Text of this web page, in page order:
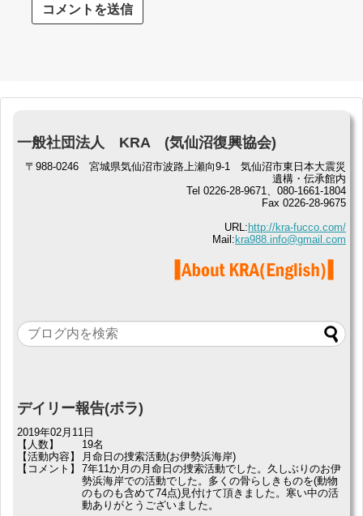
一般社団法人 KRA (気仙沼復興協会)
〒988-0246 宮城県気仙沼市波路上瀬向9-1 気仙沼市東日本大震災
遺構・伝承館内
Tel 0226-28-9671、080-1661-1804
Fax 0226-28-9675
URL: http://kra-fucco.com/
Mail: kra988.info@gmail.com
デイリー報告(ボラ)
2019年02月11日
【人数】
19名
【活動内容】
月命日の捜索活動(お伊勢浜海岸)
【コメント】
7年11か月の月命日の捜索活動でした。久しぶりのお伊
勢浜海岸での活動でした。多くの骨らしきものを(動物
のものも含めて74点)見付けて頂きました。寒い中の活
動ありがとうございました。